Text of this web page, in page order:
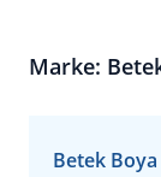
Marke:
Betek Boya